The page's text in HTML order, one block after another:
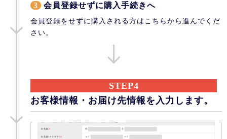
3 会員登録せずに購入手続きへ
会員登録をせずに購入される方はこちらから進んでくだ
さい。
STEP4
お客様情報・お届け先情報を入力します。